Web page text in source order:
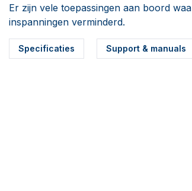
Er zijn vele toepassingen aan boord
inspanningen verminderd.
Specificaties Support & manuals